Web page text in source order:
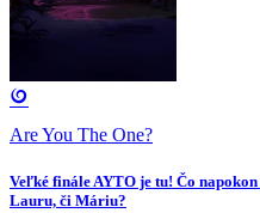
Are You The One?
Veľké finále AYTO je tu! Čo
Lauru, či Máriu?